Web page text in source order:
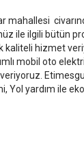
mahallesi
ile ilgili bütün
hizmet
mobil oto
Yol yardım ile